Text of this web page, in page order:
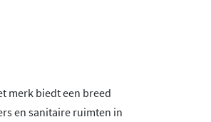
merk biedt een breed
en sanitaire ruimten in